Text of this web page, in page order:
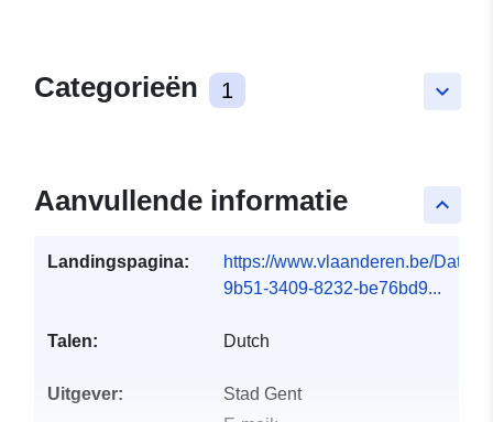
keyboard_arrow_down
Categorieën 1
keyboard_arrow_up
Aanvullende informatie
Landingspagina:
https://www.vlaanderen.be/
9b51-3409-8232-be76bd9...
Talen: Dutch
Uitgever:
Stad Gent